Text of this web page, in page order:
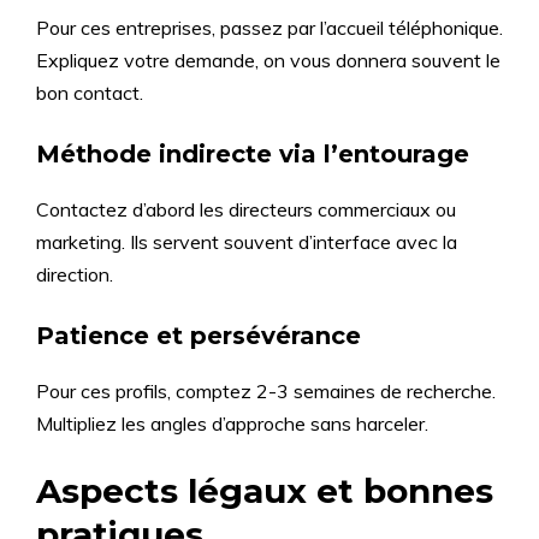
Pour ces entreprises, passez par l’accueil téléphonique.
Expliquez votre demande, on vous donnera souvent le
bon contact.
Méthode indirecte via l’entourage
Contactez d’abord les directeurs commerciaux ou
marketing. Ils servent souvent d’interface avec la
direction.
Patience et persévérance
Pour ces profils, comptez 2-3 semaines de recherche.
Multipliez les angles d’approche sans harceler.
Aspects légaux et bonnes